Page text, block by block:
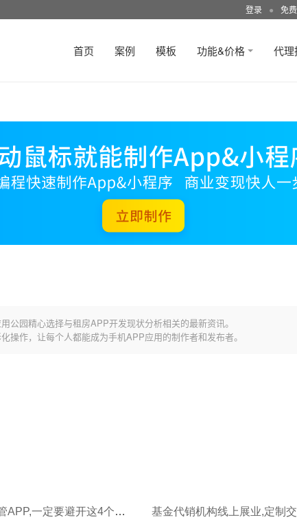
登录 ● 免
首页 案例 模板 功能&价格 代理
园精心选择与租房APP开发现状分析相关的最新资讯。
操作，让每个人都能成为手机APP应用的制作者和发布者。
外包开发资管APP,一定要避开这4个行业套路